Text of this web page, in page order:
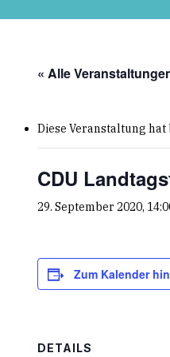
« Alle
Diese Veranstaltung
CDU
29. September 2020,
Zum Kalender
DETAILS